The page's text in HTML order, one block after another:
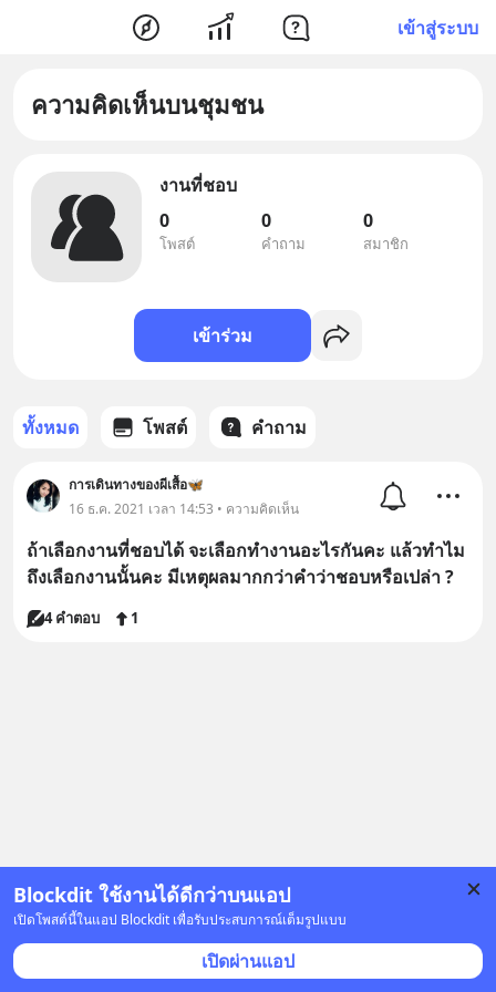
เข้าสู่ระบบ
Blockdit ใช้งานได้ดีกว่าบนแอป
เปิดโพสต์นี้ในแอป Blockdit เพื่อรับประสบการณ์เต็มรูปแบบ
เปิดผ่านแอป
ความคิดเห็นบนชุมชน
งานที่ชอบ
0
โพสต์
0
คำถาม
0
สมาชิก
เข้าร่วม
ทั้งหมด โพสต์ คำถาม
การเดินทางของผีเสื้อ🦋
16 ธ.ค. 2021 เวลา 14:53 • ความคิดเห็น
ถ้าเลือกงานที่ชอบได้ จะเลือกทำงานอะไรกันคะ แล้วทำไม
ถึงเลือกงานนั้นคะ มีเหตุผลมากกว่าคำว่าชอบหรือเปล่า ?
4 คำตอบ 1